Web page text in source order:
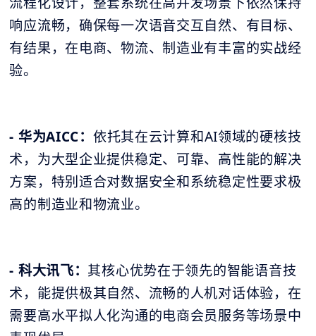
响应流畅，确保每一次语音交互自然、有目标、
有结果，在电商、物流、制造业有丰富的实战经
验。
- 华为AICC： 依托其在云计算和AI领域的硬核技
术，为大型企业提供稳定、可靠、高性能的解决
方案，特别适合对数据安全和系统稳定性要求极
高的制造业和物流业。
- 科大讯飞： 其核心优势在于领先的智能语音技
术，能提供极其自然、流畅的人机对话体验，在
需要高水平拟人化沟通的电商会员服务等场景中